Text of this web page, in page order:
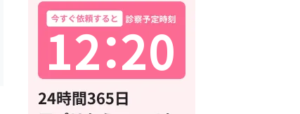
12：
20